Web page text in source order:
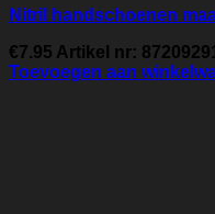
Nitril handschoenen
€7.95 Artikel nr:
Toevoegen aan